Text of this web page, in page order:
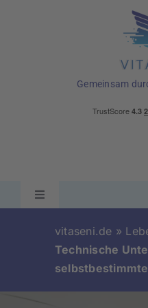
Gemeinsam
Toggle
Ratgeber
Pflegehilfsmittel
vitaseni.de »
Technische